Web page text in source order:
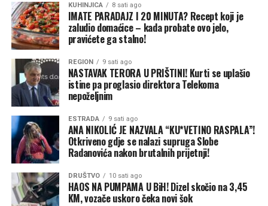
KUHINJICA 8 sati ago
IMATE PARADAJZ I 20 MINUTA? Recept koji je
zaludio domaćice – kada probate ovo jelo,
pravićete ga stalno!
REGION 9 sati ago
NASTAVAK TERORA U PRIŠTINI! Kurti se uplašio
istine pa proglasio direktora Telekoma
nepoželjnim
ESTRADA 9 sati ago
ANA NIKOLIĆ JE NAZVALA “KU*VETINO RASPALA”!
Otkriveno gdje se nalazi supruga Slobe
Radanovića nakon brutalnih prijetnji!
DRUŠTVO 10 sati ago
HAOS NA PUMPAMA U BiH! Dizel skočio na 3,45
KM, vozače uskoro čeka novi šok